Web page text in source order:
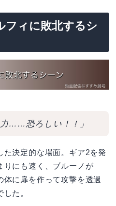
フィに敗北するシ
力……恐ろしい！！」
た決定的な場面。ギア2を発
りにも速く、ブルーノが
体に扉を作って攻撃を透過
た。